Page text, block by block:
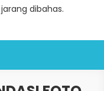
dibahas.